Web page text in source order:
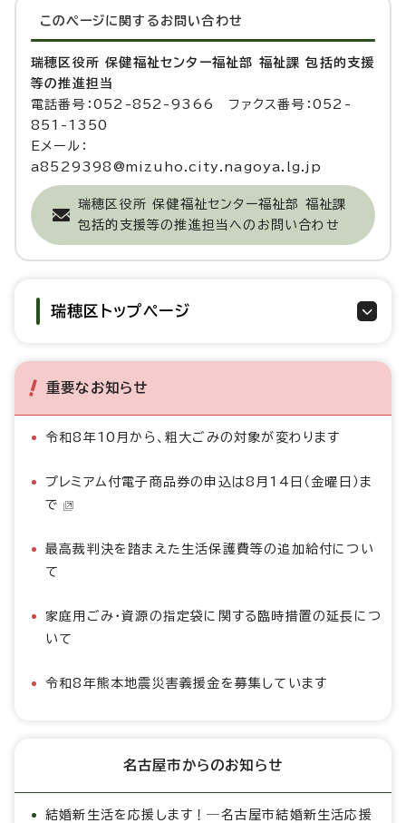
このページに関する お問い合わせ
瑞穂区役所 保健福祉センター福祉部 福祉課 包括的支援
等の推進担当
電話番号：052-852-9366 ファクス番号：052-
851-1350
Eメール：
a8529398@mizuho.city.nagoya.lg.jp
瑞穂区役所 保健福祉センター福祉部 福祉課
包括的支援等の推進担当へのお問い合わせ
瑞穂区トップページ
重要なお知らせ
令和8年10月から、粗大ごみの対象が変わります
プレミアム付電子商品券の申込は8月14日（金曜日）ま
で
最高裁判決を踏まえた生活保護費等の追加給付につい
て
家庭用ごみ・資源の指定袋に関する臨時措置の延長につ
いて
令和8年熊本地震災害義援金を募集しています
名古屋市からのお知らせ
結婚新生活を応援します！―名古屋市結婚新生活応援